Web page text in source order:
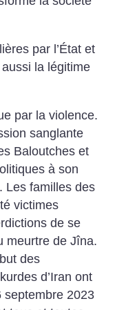
par l’État et
la légitime
par la violence.
sanglante
Baloutches et
à son
Les familles des
victimes
de se
meurtre de Jîna.
des
d’Iran ont
septembre 2023